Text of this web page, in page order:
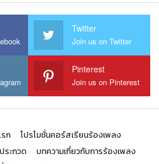
Twitter
Join us on Twitter
Pinterest
Join us on Pinterest
ก
โปรโมชั่นคอร์สเรียนร้องเพลง
ระกวด
บทความเกี่ยวกับการร้องเพลง